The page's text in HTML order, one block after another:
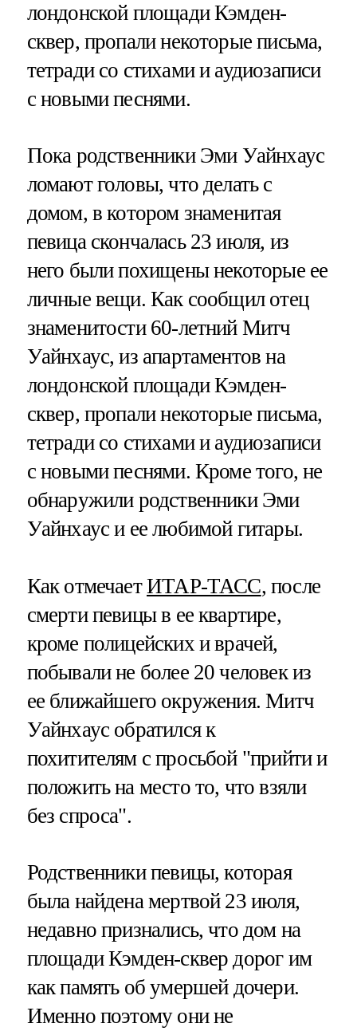
лондонской площади Кэмден-
сквер, пропали некоторые письма,
тетради со стихами и аудиозаписи
с новыми песнями.
Пока родственники Эми Уайнхаус
ломают головы, что делать с
домом, в котором знаменитая
певица скончалась 23 июля, из
него были похищены некоторые ее
личные вещи. Как сообщил отец
знаменитости 60-летний Митч
Уайнхаус, из апартаментов на
лондонской площади Кэмден-
сквер, пропали некоторые письма,
тетради со стихами и аудиозаписи
с новыми песнями. Кроме того, не
обнаружили родственники Эми
Уайнхаус и ее любимой гитары.
Как отмечаетИТАР-ТАСС, после
смерти певицы в ее квартире,
кроме полицейских и врачей,
побывали не более 20 человек из
ее ближайшего окружения. Митч
Уайнхаус обратился к
похитителям с просьбой "прийти и
положить на место то, что взяли
без спроса".
Родственники певицы, которая
была найдена мертвой 23 июля,
недавно признались, что дом на
площади Кэмден-сквер дорог им
как память об умершей дочери.
Именно поэтому они не